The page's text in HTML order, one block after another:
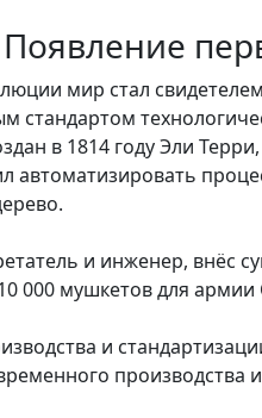
Появление
мир стал
в 1814 году Эли
автоматизировать
и инженер, внёс
000 мушкетов для
и